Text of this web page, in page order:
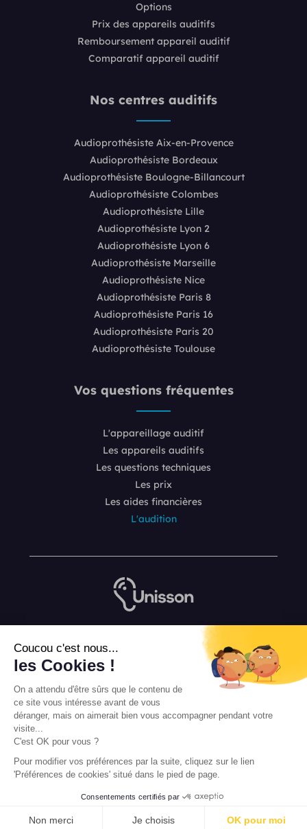
Coucou c'est nous...
les Cookies !
On a attendu d'être sûrs que le contenu de
ce site vous intéresse avant de vous
déranger, mais on aimerait bien vous accompagner pendant votre
visite...
C'est OK pour vous ?
Pour modifier vos préférences par la suite, cliquez sur le lien
'Préférences de cookies' situé dans le pied de page.
Consentements certifiés par
Non merci Je choisis OK pour moi
Options
Prix des appareils auditifs
Remboursement appareil auditif
Comparatif appareil auditif
Nos centres auditifs
Audioprothésiste Aix-en-Provence
Audioprothésiste Bordeaux
Audioprothésiste Boulogne-Billancourt
Audioprothésiste Colombes
Audioprothésiste Lille
Audioprothésiste Lyon 2
Audioprothésiste Lyon 6
Audioprothésiste Marseille
Audioprothésiste Nice
Audioprothésiste Paris 8
Audioprothésiste Paris 16
Audioprothésiste Paris 20
Audioprothésiste Toulouse
Vos questions fréquentes
L'appareillage auditif
Les appareils auditifs
Les questions techniques
Les prix
Les aides financières
L'audition
L’équipe de rédaction Unisson
Conditions Générales de Vente